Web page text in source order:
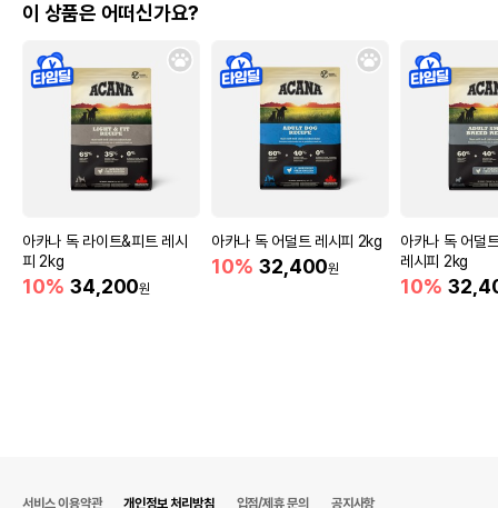
이 상품은 어떠신가요?
아카나 독 라이트&피트 레시
피 2kg
10% 34,200원
아카나 독 어덜트 레시피 2kg
10% 32,400원
아카나 독 어덜
레시피 2kg
10%
서비스 이용약관 개인정보 처리방침 입점/제휴 문의 공지사항